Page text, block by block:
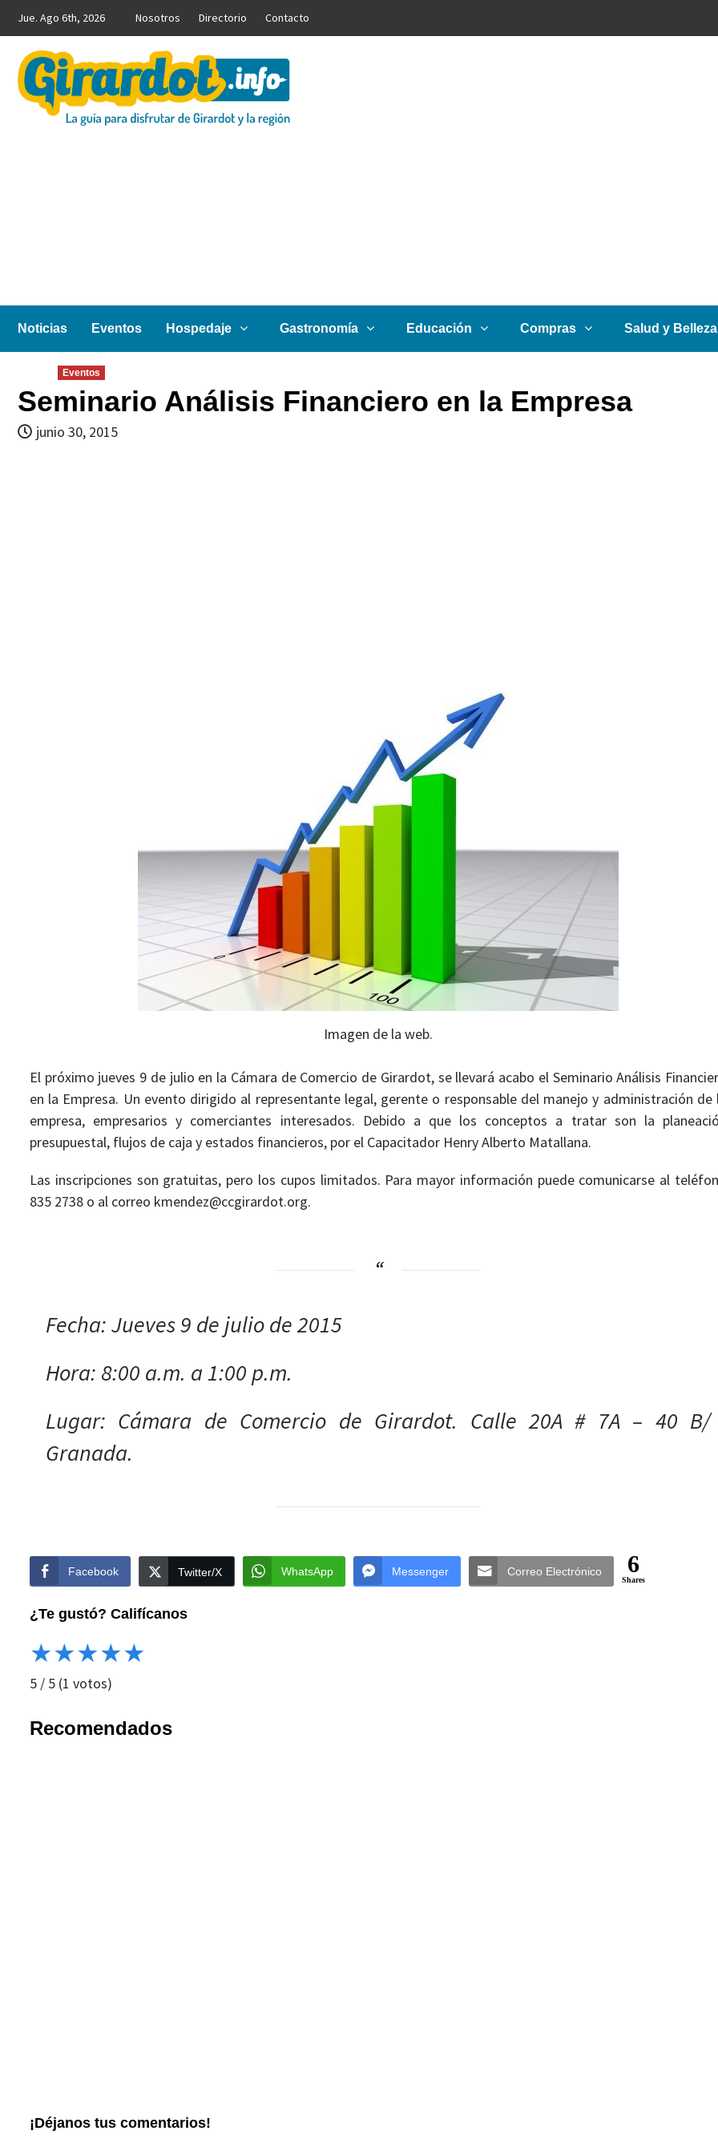
contenido
Jue. Ago 6th, 2026 Nosotros Directorio Contacto
Noticias Eventos Hospedaje Gastronomía Educación Compras Salud y Belleza
Eventos
Seminario Análisis Financiero en la Empresa
junio 30, 2015
Imagen de la web.
El próximo jueves 9 de julio en la Cámara de Comercio de Girardot, se llevará acabo el Seminario Análisis
en la Empresa. Un evento dirigido al representante legal, gerente o responsable del manejo y administración de
empresa, empresarios y comerciantes interesados. Debido a que los conceptos a tratar son la
presupuestal, flujos de caja y estados financieros, por el Capacitador Henry Alberto Matallana.
Las inscripciones son gratuitas, pero los cupos limitados. Para mayor información puede comunicarse al
835 2738 o al correo kmendez@ccgirardot.org.
Fecha: Jueves 9 de julio de 2015
Hora: 8:00 a.m. a 1:00 p.m.
Lugar: Cámara de Comercio de Girardot. Calle 20A # 7A – 40 B/
Granada.
Facebook Twitter/X WhatsApp Messenger Correo Electrónico 6
Shares
¿Te gustó? Califícanos
★★★★★
5 / 5 (1 votos)
Recomendados
¡Déjanos tus comentarios!